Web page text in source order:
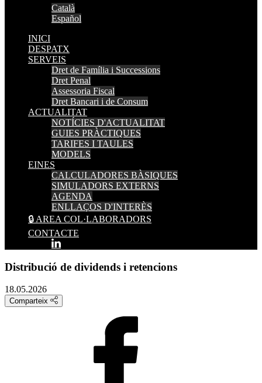
Català
Español
INICI
DESPATX
SERVEIS
Dret de Família i Successions
Dret Penal
Assessoria Fiscal
Dret Bancari i de Consum
ACTUALITAT
NOTÍCIES D'ACTUALITAT
GUIES PRÀCTIQUES
TARIFES I TAULES
MODELS
EINES
CALCULADORES BÀSIQUES
SIMULADORS EXTERNS
AGENDA
ENLLAÇOS D'INTERÈS
🔒 AREA COL·LABORADORS
CONTACTE
Distribució de dividends i retencions
18.05.2026
Comparteix